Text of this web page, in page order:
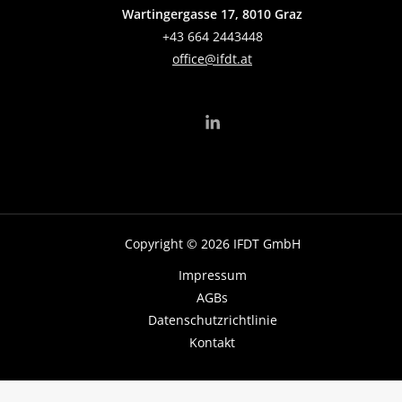
Wartingergasse 17, 8010 Graz
+43 664 2443448
office@ifdt.at
Copyright © 2026 IFDT GmbH
Impressum
AGBs
Datenschutzrichtlinie
Kontakt